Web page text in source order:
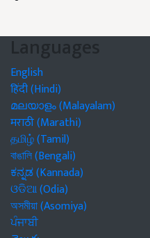
Languages
English
हिंदी (Hindi)
മലയാളം (Malayalam)
मराठी (Marathi)
தமிழ் (Tamil)
বাঙালি (Bengali)
ಕನ್ನಡ (Kannada)
ଓଡିଆ (Odia)
অসমীয়া (Asomiya)
ਪੰਜਾਬੀ